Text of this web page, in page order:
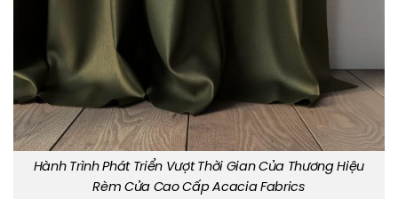
Hành Trình Phát Triển Vượt Thời Gian Của Thương Hiệu
Rèm Cửa Cao Cấp Acacia Fabrics